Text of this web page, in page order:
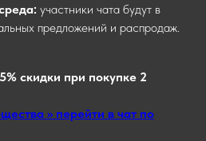
участники чата будут в
предложений и распродаж.
скидки при покупке 2
>> перейти в чат по